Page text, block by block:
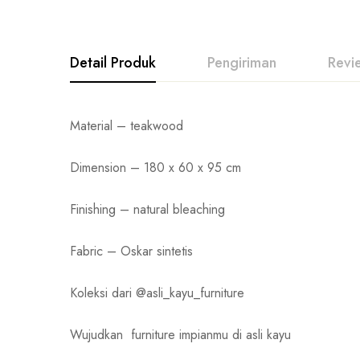
Detail Produk Pengiriman
Material – teakwood
Dimension – 180 x 60 x 95 cm
Finishing – natural bleaching
Fabric – Oskar sintetis
Koleksi dari @asli_kayu_furniture
Wujudkan furniture impianmu di asli kayu